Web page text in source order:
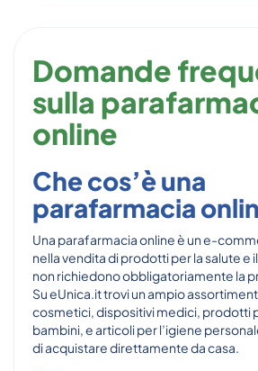
Domande
sulla
online
Che cos’è una
parafarmacia
Una parafarmacia online è un e-
nella vendita di prodotti per la salute e
non richiedono obbligatoriamente la
Su eUnica.it trovi un ampio
cosmetici, dispositivi medici, prodotti
bambini, e articoli per l’igiene
di acquistare direttamente da casa.